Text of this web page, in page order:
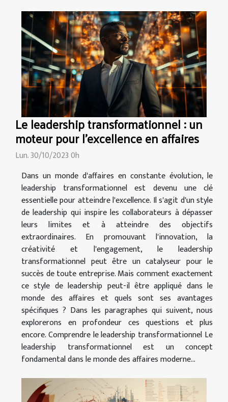
Le leadership transformationnel : un
moteur pour l'excellence en affaires
Lun. 30/10/2023 0h
Dans un monde d'affaires en constante évolution, le
leadership transformationnel est devenu une clé
essentielle pour atteindre l'excellence. Il s'agit d'un style
de leadership qui inspire les collaborateurs à dépasser
leurs limites et à atteindre des objectifs
extraordinaires. En promouvant l'innovation, la
créativité et l'engagement, le leadership
transformationnel peut être un catalyseur pour le
succès de toute entreprise. Mais comment exactement
ce style de leadership peut-il être appliqué dans le
monde des affaires et quels sont ses avantages
spécifiques ? Dans les paragraphes qui suivent, nous
explorerons en profondeur ces questions et plus
encore. Comprendre le leadership transformationnel Le
leadership transformationnel est un concept
fondamental dans le monde des affaires moderne...